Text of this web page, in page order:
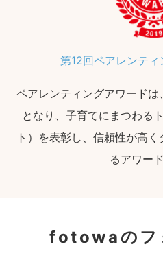
第12回ペアレンテ
ペアレンティングアワード
となり、子育てにまつわる
ト）を表彰し、信頼性が高
るアワー
fotowaのフ